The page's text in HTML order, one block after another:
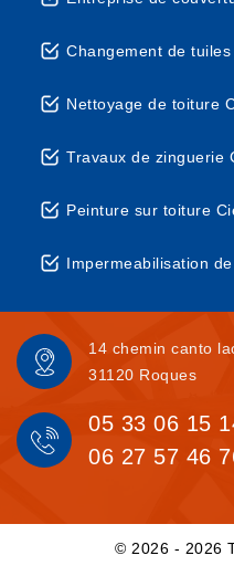
Changement de
Nettoyage de toiture
Travaux de zinguerie
Peinture sur toiture
Impermeabilisation
14 chemin canto
31120 Roques
05 33 06 15
06 27 57 46
© 2026 - 2026